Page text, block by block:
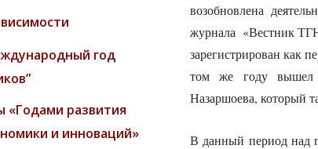
возобновлена
журнала «Вестник
зарегистрирован как
том же году вышел
Назаршоева, который
В данный период над
год
«Годами развития
и инноваций»